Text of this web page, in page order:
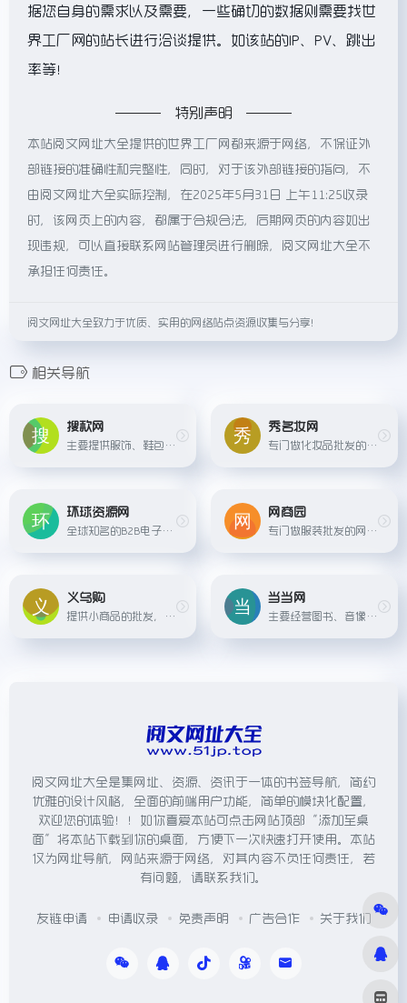
据您自身的需求以及需要，一些确切的数据则需要找世
界工厂网的站长进行洽谈提供。如该站的IP、PV、跳出
率等！
特别声明
本站阅文网址大全提供的世界工厂网都来源于网络，不保证外
部链接的准确性和完整性，同时，对于该外部链接的指向，不
由阅文网址大全实际控制，在2025年5月31日 上午11:25收录
时，该网页上的内容，都属于合规合法，后期网页的内容如出
现违规，可以直接联系网站管理员进行删除，阅文网址大全不
承担任何责任。
阅文网址大全致力于优质、实用的网络站点资源收集与分享！
相关导航
搜款网
主要提供服饰、鞋包等商品的货源批发，支持一键上传、一件代发等服务
秀名妆网
专门做化妆品批发的网站，提供各种国内外知名品牌的化妆品产品
环球资源网
全球知名的B2B电子商务平台之一，提供各类商品的批发采购服务。
网商园
专门做服装批发的网站，提供各种服装的批发和采购服务
义乌购
提供小商品的批发，如家居百货、小饰品、地摊货等，尤其以义乌的小商品最为丰富。
当当网
主要经营图书、音像制品、家居用品、数码产品等商品的在线销售，品种数量巨大，以品牌经营为重点。
阅文网址大全是集网址、资源、资讯于一体的书签导航，简约
优雅的设计风格，全面的前端用户功能，简单的模块化配置，
欢迎您的体验！！如你喜爱本站可点击网站顶部“添加至桌
面”将本站下载到你的桌面，方便下一次快速打开使用。本站
仅为网址导航，网站来源于网络，对其内容不负任何责任，若
有问题，请联系我们。
友链申请 申请收录 免责声明 广告合作 关于我们